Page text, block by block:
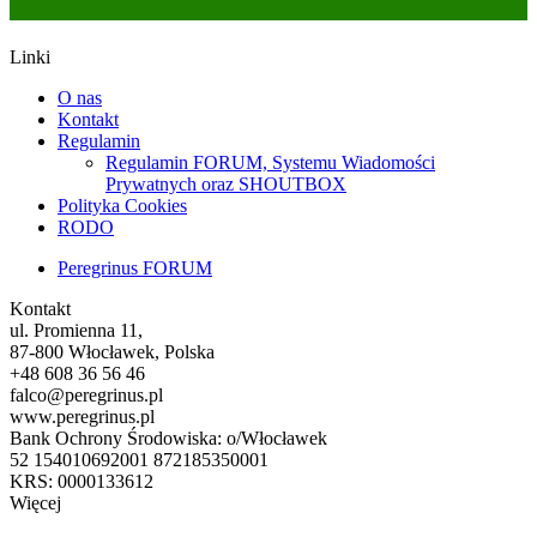
Linki
O nas
Kontakt
Regulamin
Regulamin FORUM, Systemu Wiadomości
Prywatnych oraz SHOUTBOX
Polityka Cookies
RODO
Peregrinus FORUM
Kontakt
ul. Promienna 11,
87-800 Włocławek, Polska
+48 608 36 56 46
falco@peregrinus.pl
www.peregrinus.pl
Bank Ochrony Środowiska: o/Włocławek
52 154010692001 872185350001
KRS: 0000133612
Więcej